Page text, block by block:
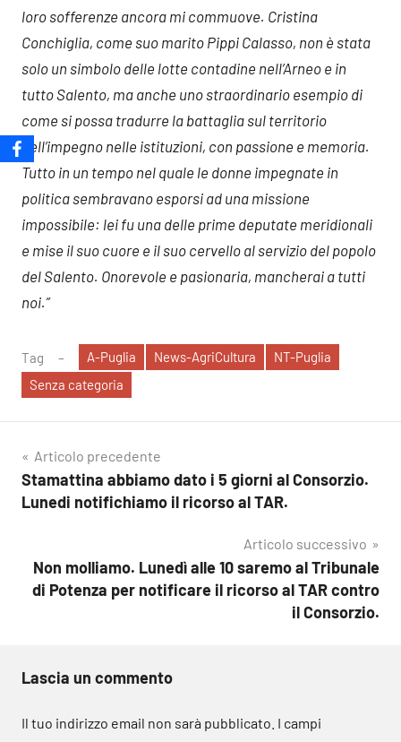
loro sofferenze ancora mi commuove. Cristina
Conchiglia, come suo marito Pippi Calasso, non è stata
solo un simbolo delle lotte contadine nell’Arneo e in
tutto Salento, ma anche uno straordinario esempio di
come si possa tradurre la battaglia sul territorio
nell’impegno nelle istituzioni, con passione e memoria.
Tutto in un tempo nel quale le donne impegnate in
politica sembravano esporsi ad una missione
impossibile: lei fu una delle prime deputate meridionali
e mise il suo cuore e il suo cervello al servizio del popolo
del Salento. Onorevole e pasionaria, mancherai a tutti
noi.”
Tag A-Puglia News-AgriCultura
NT-Puglia
Senza categoria
Navigazione
articoli
Articolo precedente
Stamattina abbiamo dato i 5 giorni al Consorzio.
Lunedi notifichiamo il ricorso al TAR.
Articolo successivo
Non molliamo. Lunedì alle 10 saremo al Tribunale
di Potenza per notificare il ricorso al TAR contro
il Consorzio.
Lascia un commento
Il tuo indirizzo email non sarà pubblicato. I campi